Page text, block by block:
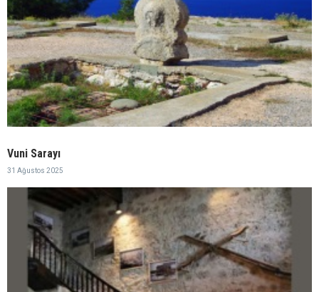
Vuni Sarayı
31 Ağustos 2025